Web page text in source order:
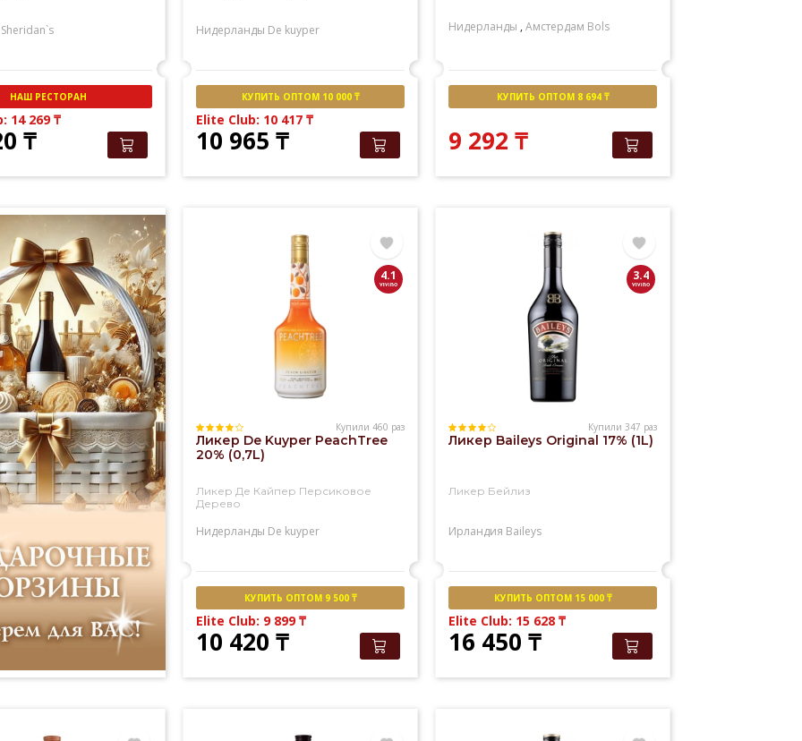
Sheridan`s
НАШ РЕСТОРАН
14 269₸
₸
Нидерланды De kuyper
КУПИТЬ ОПТОМ 10 000 ₸
Elite Club: 10 417₸
10 965₸
Нидерланды ,Амстердам Bols
КУПИТЬ ОПТОМ 8 694 ₸
9 292₸
4.1
Купили 460 раз
Ликер De Kuyper PeachTree
20% (0,7L)
Ликер Де Кайпер Персиковое
Дерево
Нидерланды De kuyper
КУПИТЬ ОПТОМ 9 500 ₸
Elite Club: 9 899₸
10 420₸
3.4
Купили 347 раз
Ликер Baileys Original 17% (1L)
Ликер Бейлиз
Ирландия Baileys
КУПИТЬ ОПТОМ 15 000 ₸
Elite Club: 15 628₸
16 450₸